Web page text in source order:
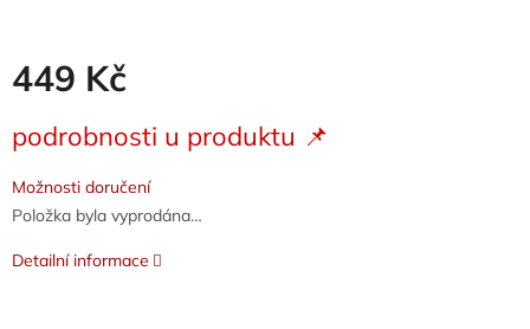
449 Kč
cena:
podrobnosti u produktu 📌
Možnosti doručení
Položka byla vyprodána…
Detailní informace